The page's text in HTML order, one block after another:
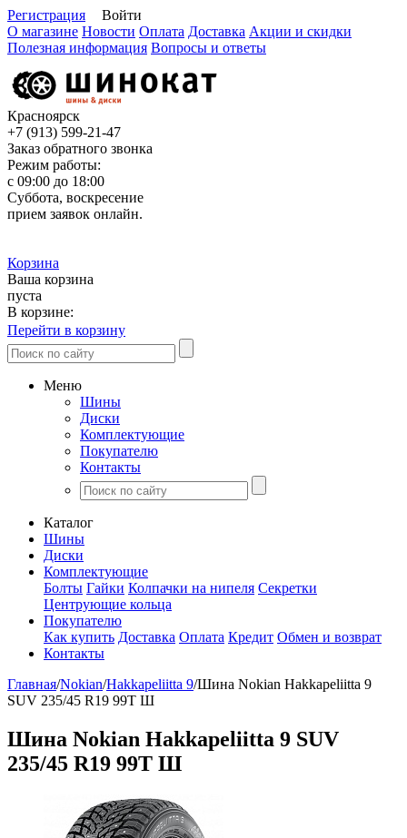
Регистрация
Войти
О магазине Новости Оплата Доставка Акции и скидки
Полезная информация Вопросы и ответы
Красноярск
+7 (913) 599-21-47
Заказ обратного звонка
Режим работы:
с 09:00 до 18:00
Суббота, воскресение
прием заявок онлайн.
Корзина
Ваша корзина
пуста
В корзине:
Перейти в корзину
Меню
Шины
Диски
Комплектующие
Покупателю
Контакты
Каталог
Шины
Диски
Комплектующие
Болты Гайки Колпачки на нипеля Секретки
Центрующие кольца
Покупателю
Как купить Доставка Оплата Кредит Обмен и возврат
Контакты
Главная/Nokian/Hakkapeliitta 9/Шина Nokian Hakkapeliitta 9
SUV 235/45 R19 99T Ш
Шина Nokian Hakkapeliitta 9 SUV
235/45 R19 99T Ш